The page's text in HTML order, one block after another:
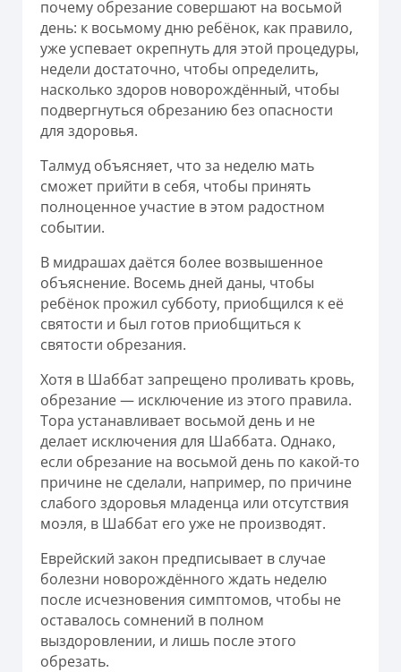
почему обрезание совершают на восьмой
день: к восьмому дню ребёнок, как правило,
уже успевает окрепнуть для этой процедуры,
недели достаточно, чтобы определить,
насколько здоров новорождённый, чтобы
подвергнуться обрезанию без опасности
для здоровья.
Талмуд объясняет, что за неделю мать
сможет прийти в себя, чтобы принять
полноценное участие в этом радостном
событии.
В мидрашах даётся более возвышенное
объяснение. Восемь дней даны, чтобы
ребёнок прожил субботу, приобщился к её
святости и был готов приобщиться к
святости обрезания.
Хотя в Шаббат запрещено проливать кровь,
обрезание — исключение из этого правила.
Тора устанавливает восьмой день и не
делает исключения для Шаббата. Однако,
если обрезание на восьмой день по какой-то
причине не сделали, например, по причине
слабого здоровья младенца или отсутствия
моэля, в Шаббат его уже не производят.
Еврейский закон предписывает в случае
болезни новорождённого ждать неделю
после исчезновения симптомов, чтобы не
оставалось сомнений в полном
выздоровлении, и лишь после этого
обрезать.